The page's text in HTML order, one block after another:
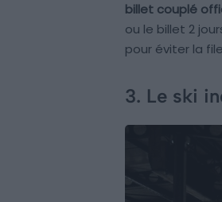
billet couplé
ou le billet 2
pour éviter la
3. Le ski